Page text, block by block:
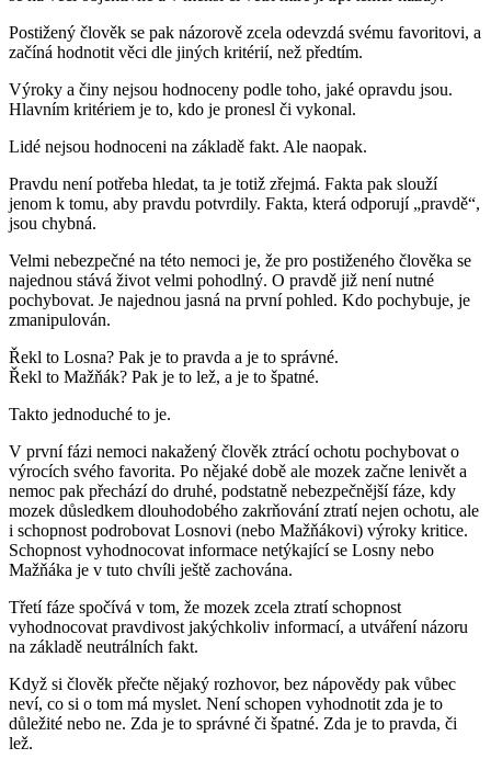
Postižený člověk se pak názorově zcela odevzdá svému favoritovi, a
začíná hodnotit věci dle jiných kritérií, než předtím.
Výroky a činy nejsou hodnoceny podle toho, jaké opravdu jsou.
Hlavním kritériem je to, kdo je pronesl či vykonal.
Lidé nejsou hodnoceni na základě fakt. Ale naopak.
Pravdu není potřeba hledat, ta je totiž zřejmá. Fakta pak slouží
jenom k tomu, aby pravdu potvrdily. Fakta, která odporují „pravdě“,
jsou chybná.
Velmi nebezpečné na této nemoci je, že pro postiženého člověka se
najednou stává život velmi pohodlný. O pravdě již není nutné
pochybovat. Je najednou jasná na první pohled. Kdo pochybuje, je
zmanipulován.
Řekl to Losna? Pak je to pravda a je to správné.
Řekl to Mažňák? Pak je to lež, a je to špatné.
Takto jednoduché to je.
V první fázi nemoci nakažený člověk ztrácí ochotu pochybovat o
výrocích svého favorita. Po nějaké době ale mozek začne lenivět a
nemoc pak přechází do druhé, podstatně nebezpečnější fáze, kdy
mozek důsledkem dlouhodobého zakrňování ztratí nejen ochotu, ale
i schopnost podrobovat Losnovi (nebo Mažňákovi) výroky kritice.
Schopnost vyhodnocovat informace netýkající se Losny nebo
Mažňáka je v tuto chvíli ještě zachována.
Třetí fáze spočívá v tom, že mozek zcela ztratí schopnost
vyhodnocovat pravdivost jakýchkoliv informací, a utváření názoru
na základě neutrálních fakt.
Když si člověk přečte nějaký rozhovor, bez nápovědy pak vůbec
neví, co si o tom má myslet. Není schopen vyhodnotit zda je to
důležité nebo ne. Zda je to správné či špatné. Zda je to pravda, či
lež.